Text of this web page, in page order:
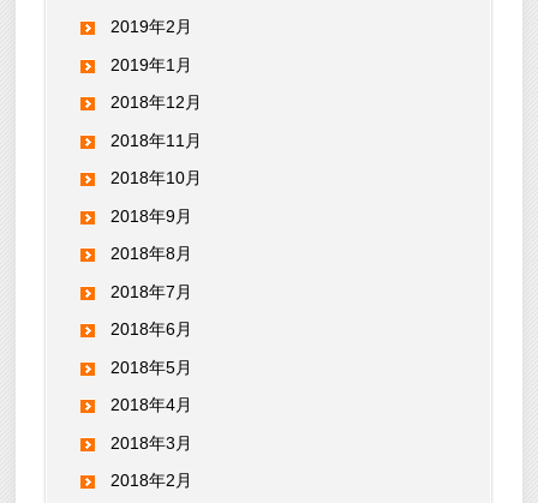
2019年2月
2019年1月
2018年12月
2018年11月
2018年10月
2018年9月
2018年8月
2018年7月
2018年6月
2018年5月
2018年4月
2018年3月
2018年2月